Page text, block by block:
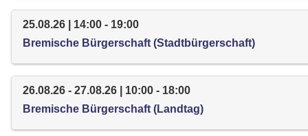
25.08.26 | 14:00 - 19:00
Bremische Bürgerschaft (Stadtbürgerschaft)
26.08.26 - 27.08.26 | 10:00 - 18:00
Bremische Bürgerschaft (Landtag)